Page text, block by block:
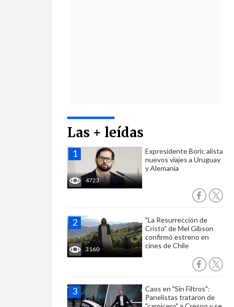
Las + leídas
4723
Expresidente Boric alista
nuevos viajes a Uruguay
y Alemania
3160
"La Resurrección de
Cristo" de Mel Gibson
confirmó estreno en
cines de Chile
Caos en "Sin Filtros":
Panelistas trataron de